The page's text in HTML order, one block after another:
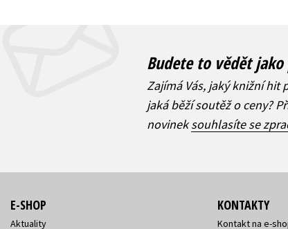
Budete to vědět
Zajímá Vás, jaký knižní hit
jaká běží soutěž o ceny?
novineksouhlasíte se
E-SHOP
Aktuality
KONTAKTY
Kontakt na e-